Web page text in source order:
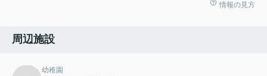
情報の見方
周辺施設
幼稚園